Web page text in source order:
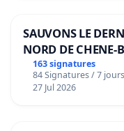
SAUVONS LE
NORD DE CHENE-
163 signatures
84 Signatures / 7 jours
27 Jul 2026